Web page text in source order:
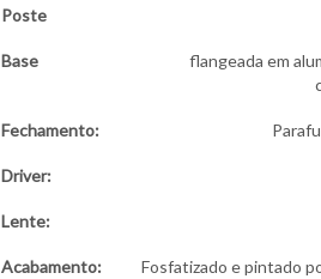
Poste
Base
flangeada em
Fechamento:
Driver:
Lente:
Acabamento:
Fosfatizado e pintado